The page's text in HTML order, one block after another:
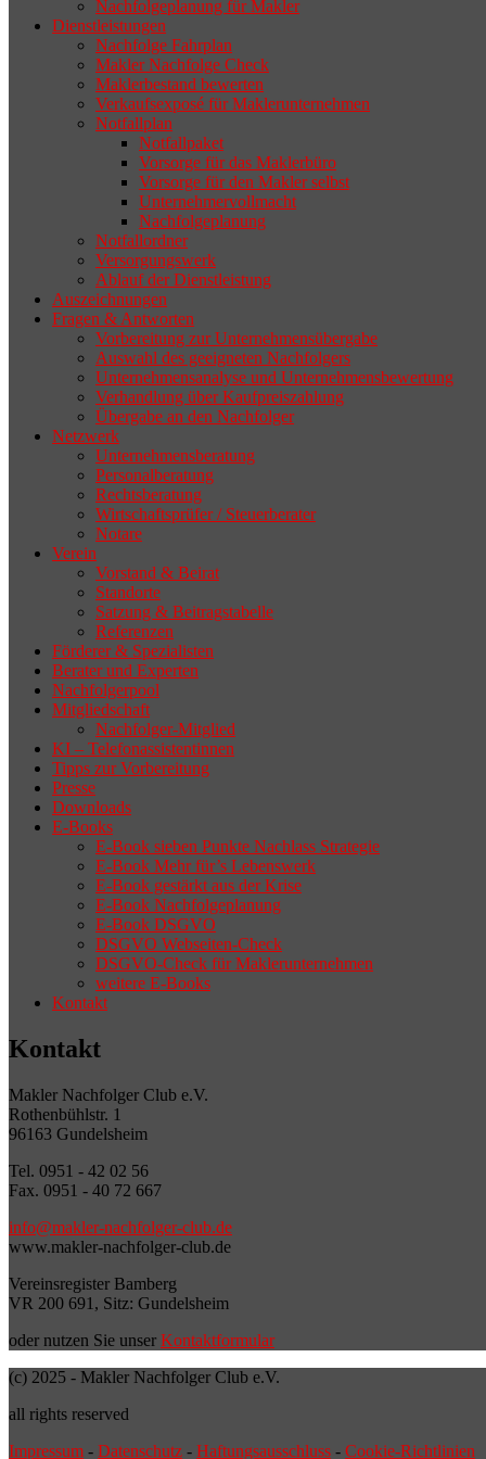
geeigneten Nachfolger findet, droht nicht
selten die Geschäftsaufgabe.
Nachfolgeplanung für Makler
Dienstleistungen
Nachfolge Fahrplan
Makler Nachfolge Check
Maklerbestand bewerten
Verkaufsexposé für Maklerunternehmen
Notfallplan
Notfallpaket
Vorsorge für das Maklerbüro
Vorsorge für den Makler selbst
Unternehmervollmacht
Nachfolgeplanung
Notfallordner
Versorgungswerk
Ablauf der Dienstleistung
Auszeichnungen
Fragen & Antworten
Vorbereitung zur Unternehmensübergabe
Auswahl des geeigneten Nachfolgers
Unternehmensanalyse und Unternehmensbewertung
Verhandlung über Kaufpreiszahlung
Übergabe an den Nachfolger
Netzwerk
Unternehmensberatung
Personalberatung
Rechtsberatung
Wirtschaftsprüfer / Steuerberater
Notare
Verein
Vorstand & Beirat
Standorte
Satzung & Beitragstabelle
Referenzen
Förderer & Spezialisten
Berater und Experten
Nachfolgerpool
Mitgliedschaft
Nachfolger-Mitglied
KI – Telefonassistentinnen
Tipps zur Vorbereitung
Presse
Downloads
E-Books
E-Book sieben Punkte Nachlass Strategie
E-Book Mehr für’s Lebenswerk
E-Book gestärkt aus der Krise
E-Book Nachfolgeplanung
E-Book DSGVO
DSGVO Webseiten-Check
DSGVO-Check für Maklerunternehmen
weitere E-Books
Kontakt
Kontakt
Makler Nachfolger Club e.V.
Rothenbühlstr. 1
96163 Gundelsheim
Tel. 0951 - 42 02 56
Fax. 0951 - 40 72 667
info@makler-nachfolger-club.de
www.makler-nachfolger-club.de
Vereinsregister Bamberg
VR 200 691, Sitz: Gundelsheim
oder nutzen Sie unser Kontaktformular
(c) 2025 - Makler Nachfolger Club e.V.
all rights reserved
Impressum - Datenschutz - Haftungsausschluss - Cookie-Richtlinien